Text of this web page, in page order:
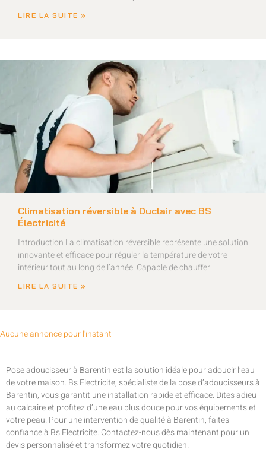
LIRE LA SUITE »
Climatisation réversible à Duclair avec BS
Électricité
Introduction La climatisation réversible représente une solution
innovante et efficace pour réguler la température de votre
intérieur tout au long de l’année. Capable de chauffer
LIRE LA SUITE »
Aucune annonce pour l'instant
Pose adoucisseur à Barentin est la solution idéale pour adoucir l’eau
de votre maison. Bs Electricite, spécialiste de la pose d’adoucisseurs à
Barentin, vous garantit une installation rapide et efficace. Dites adieu
au calcaire et profitez d’une eau plus douce pour vos équipements et
votre peau. Pour une intervention de qualité à Barentin, faites
confiance à Bs Electricite. Contactez-nous dès maintenant pour un
devis personnalisé et transformez votre quotidien.